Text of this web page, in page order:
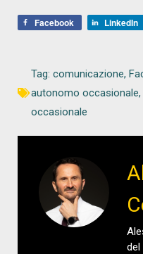
Facebook LinkedIn
Tag: comunicazione,
autonomo occasionale,
occasionale
del